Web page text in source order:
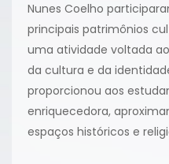
Nunes Coelho
principais patrimônios
uma atividade voltada
da cultura e da
proporcionou aos
enriquecedora,
espaços históricos e